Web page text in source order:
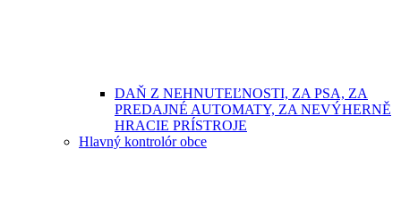
DAŇ Z NEHNUTEĽNOSTI, ZA PSA, ZA
PREDAJNÉ AUTOMATY, ZA NEVÝHERNĚ
HRACIE PRÍSTROJE
Hlavný kontrolór obce